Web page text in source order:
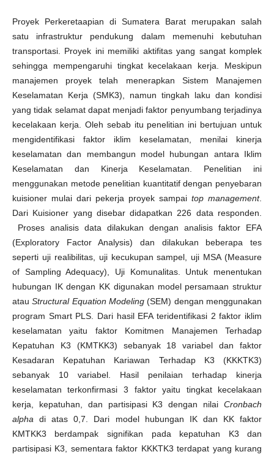
Proyek Perkeretaapian di Sumatera Barat merupakan salah
satu infrastruktur pendukung dalam memenuhi kebutuhan
transportasi. Proyek ini memiliki aktifitas yang sangat komplek
sehingga mempengaruhi tingkat kecelakaan kerja. Meskipun
manajemen proyek telah menerapkan Sistem Manajemen
Keselamatan Kerja (SMK3), namun tingkah laku dan kondisi
yang tidak selamat dapat menjadi faktor penyumbang terjadinya
kecelakaan kerja. Oleh sebab itu penelitian ini bertujuan untuk
mengidentifikasi faktor iklim keselamatan, menilai kinerja
keselamatan dan membangun model hubungan antara Iklim
Keselamatan dan Kinerja Keselamatan. Penelitian ini
menggunakan metode penelitian kuantitatif dengan penyebaran
kuisioner mulai dari pekerja proyek sampaitop management.
Dari Kuisioner yang disebar didapatkan 226 data responden.
Proses analisis data dilakukan dengan analisis faktor EFA
(Exploratory Factor Analysis) dan dilakukan beberapa tes
seperti uji realibilitas, uji kecukupan sampel, uji MSA (Measure
of Sampling Adequacy), Uji Komunalitas. Untuk menentukan
hubungan IK dengan KK digunakan model persamaan struktur
atauStructural Equation Modeling (SEM) dengan menggunakan
program Smart PLS. Dari hasil EFA teridentifikasi 2 faktor iklim
keselamatan yaitu faktor Komitmen Manajemen Terhadap
Kepatuhan K3 (KMTKK3) sebanyak 18 variabel dan faktor
Kesadaran Kepatuhan Kariawan Terhadap K3 (KKKTK3)
sebanyak 10 variabel. Hasil penilaian terhadap kinerja
keselamatan terkonfirmasi 3 faktor yaitu tingkat kecelakaan
kerja, kepatuhan, dan partisipasi K3 dengan nilaiCronbach
alpha di atas 0,7. Dari model hubungan IK dan KK faktor
KMTKK3 berdampak signifikan pada kepatuhan K3 dan
partisipasi K3, sementara faktor KKKTK3 terdapat yang kurang